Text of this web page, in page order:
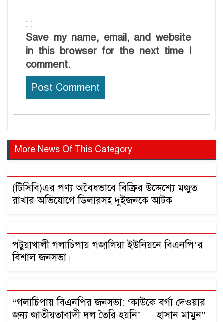
Save my name, email, and website
in this browser for the next time I
comment.
More News Of This Category
(টিসিবি)এর পণ্য অবৈধভাবে বিক্রির উদ্দেশ্যে মজুত
রাখার অভিযোগে ডিলারসহ দুইজনকে আটক
‎পটুয়াখালী গলাচিপায় গজালিয়া ইউনিয়নে বিএনপি’র
বিশাল জনসভা।
“গলাচিপায় বিএনপির জনসভা: ‘কাউকে বর্গা দেওয়ার
জন্য জাতীয়তাবাদী দল তৈরি হয়নি’ — হাসান মামুন”